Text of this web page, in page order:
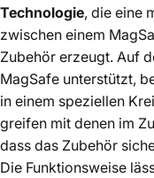
Technologie, die eine
zwischen einem
Zubehör erzeugt. Auf
MagSafe unterstützt,
in einem speziellen
greifen mit denen im
dass das Zubehör
Die Funktionsweise